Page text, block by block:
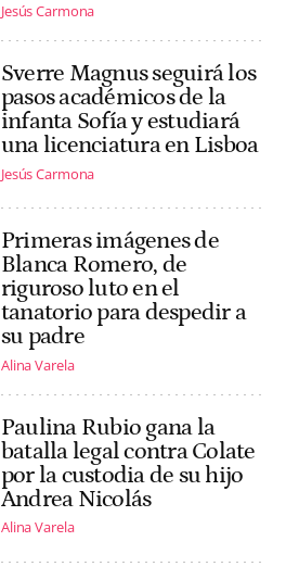
Jesús Carmona
Sverre Magnus seguirá los
pasos académicos de la
infanta Sofía y estudiará
una licenciatura en Lisboa
Jesús Carmona
Primeras imágenes de
Blanca Romero, de
riguroso luto en el
tanatorio para despedir a
su padre
Alina Varela
Paulina Rubio gana la
batalla legal contra Colate
por la custodia de su hijo
Andrea Nicolás
Alina Varela